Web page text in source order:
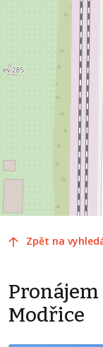
Zpět na
Pronájem
Modřice